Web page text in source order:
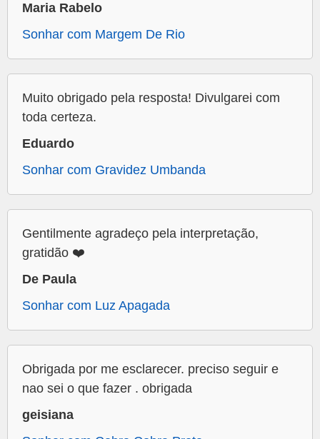
Maria Rabelo
Sonhar com Margem De Rio
Muito obrigado pela resposta! Divulgarei com
toda certeza.
Eduardo
Sonhar com Gravidez Umbanda
Gentilmente agradeço pela interpretação,
gratidão ❤️
De Paula
Sonhar com Luz Apagada
Obrigada por me esclarecer. preciso seguir e
nao sei o que fazer . obrigada
geisiana